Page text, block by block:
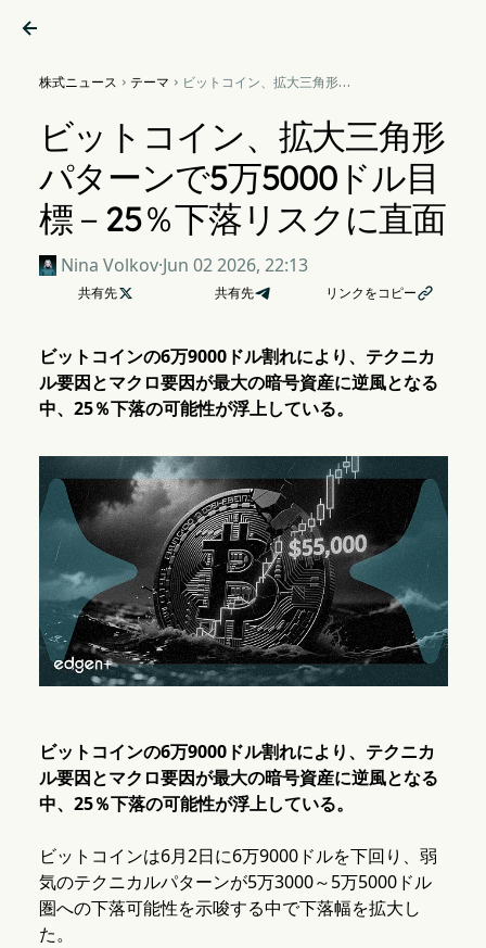

株式ニュース  テーマ  ビットコイン、拡大三角形パ
25％下落リスクに直面
ビットコイン、拡大三角形
パターンで5万5000ドル目
標－25％下落リスクに直面
Nina Volkov·Jun 02 2026, 22:13
共有先 共有先 リンクをコピー
ビットコインの6万9000ドル割れにより、テクニカ
ル要因とマクロ要因が最大の暗号資産に逆風となる
中、25％下落の可能性が浮上している。
ビットコインの6万9000ドル割れにより、テクニカ
ル要因とマクロ要因が最大の暗号資産に逆風となる
中、25％下落の可能性が浮上している。
ビットコインは6月2日に6万9000ドルを下回り、弱
気のテクニカルパターンが5万3000～5万5000ドル
圏への下落可能性を示唆する中で下落幅を拡大し
た。